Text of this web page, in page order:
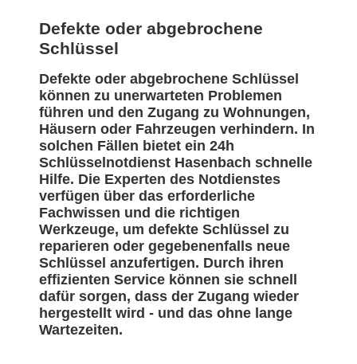
Defekte oder abgebrochene
Schlüssel
Defekte oder abgebrochene Schlüssel
können zu unerwarteten Problemen
führen und den Zugang zu Wohnungen,
Häusern oder Fahrzeugen verhindern. In
solchen Fällen bietet ein 24h
Schlüsselnotdienst Hasenbach schnelle
Hilfe. Die Experten des Notdienstes
verfügen über das erforderliche
Fachwissen und die richtigen
Werkzeuge, um defekte Schlüssel zu
reparieren oder gegebenenfalls neue
Schlüssel anzufertigen. Durch ihren
effizienten Service können sie schnell
dafür sorgen, dass der Zugang wieder
hergestellt wird - und das ohne lange
Wartezeiten.